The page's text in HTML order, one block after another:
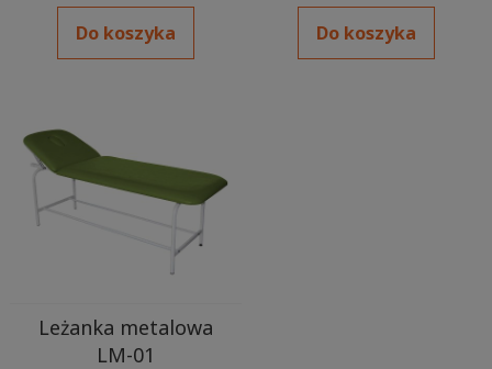
Do koszyka Do koszyka
Leżanka metalowa
LM-01